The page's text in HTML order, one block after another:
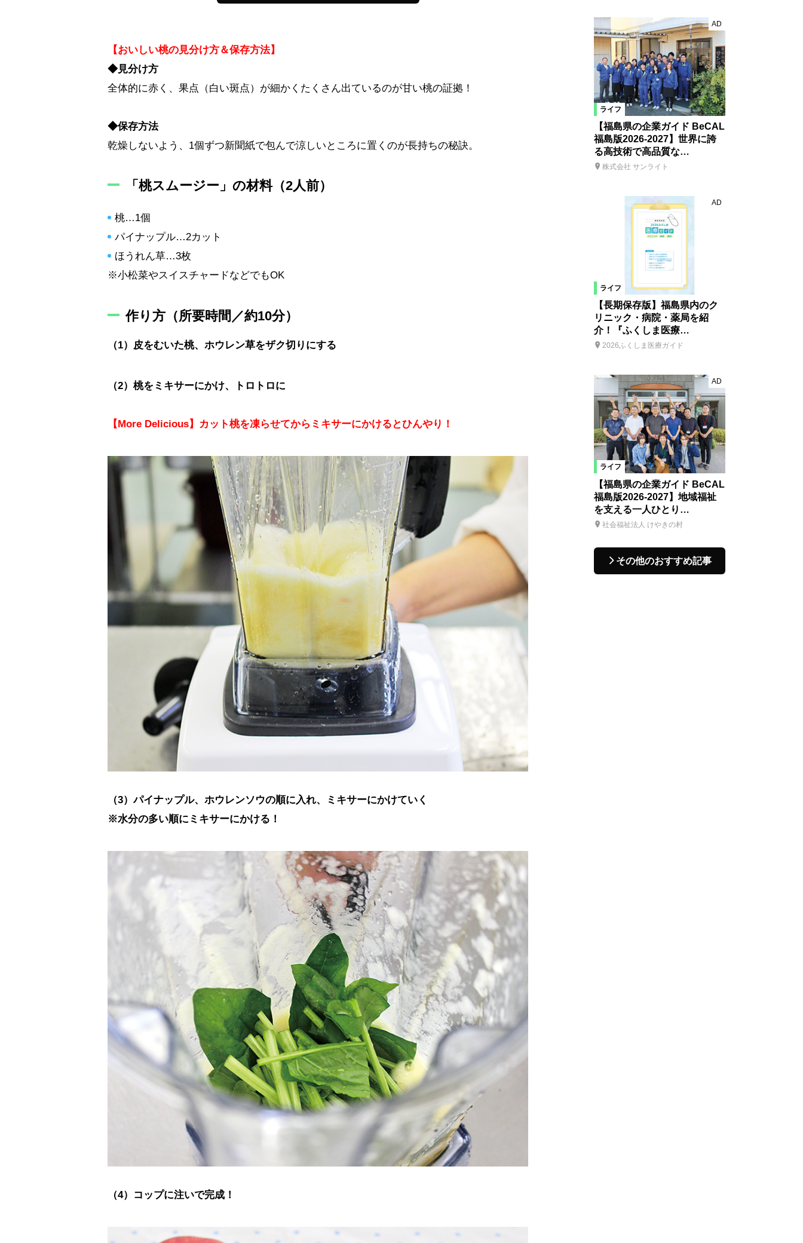
【おいしい桃の見分け方＆保存方法】
◆見分け方
全体的に赤く、果点（白い斑点）が細かくたくさん出ているのが甘い桃の証拠！
◆保存方法
乾燥しないよう、1個ずつ新聞紙で包んで涼しいところに置くのが長持ちの秘訣。
「桃スムージー」の材料（2人前）
桃…1個
パイナップル…2カット
ほうれん草…3枚
※小松菜やスイスチャードなどでもOK
作り方（所要時間／約10分）
（1）皮をむいた桃、ホウレン草をザク切りにする
（2）桃をミキサーにかけ、トロトロに
【More Delicious】カット桃を凍らせてからミキサーにかけるとひんやり！
（3）パイナップル、ホウレンソウの順に入れ、ミキサーにかけていく
※水分の多い順にミキサーにかける！
（4）コップに注いで完成！
ライフ
AD
【福島県の企業ガイド BeCAL
福島版2026-2027】世界に誇
る高技術で高品質な…
株式会社 サンライト
ライフ
AD
【長期保存版】福島県内のク
リニック・病院・薬局を紹
介！『ふくしま医療…
2026ふくしま医療ガイド
ライフ
AD
【福島県の企業ガイド BeCAL
福島版2026-2027】地域福祉
を支える一人ひとり…
社会福祉法人 けやきの村
その他のおすすめ記事